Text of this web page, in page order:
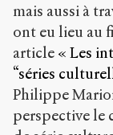
mais aussi à
ont eu lieu au
article « Les
“séries
Philippe
perspective le